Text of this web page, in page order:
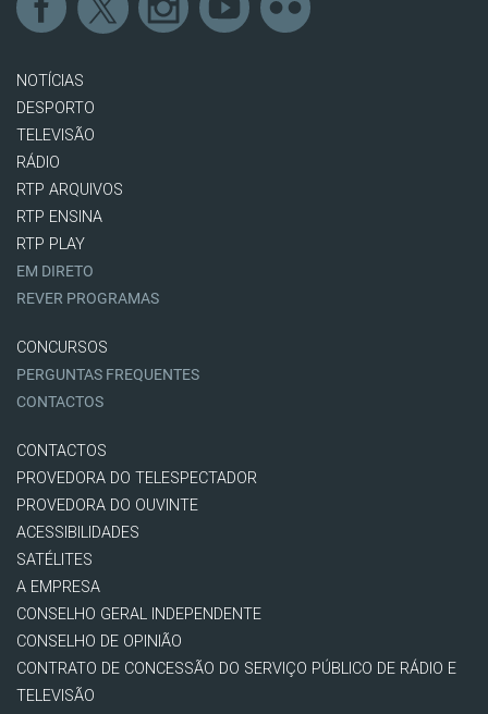
NOTÍCIAS
DESPORTO
TELEVISÃO
RÁDIO
RTP ARQUIVOS
RTP ENSINA
RTP PLAY
EM DIRETO
REVER PROGRAMAS
CONCURSOS
PERGUNTAS FREQUENTES
CONTACTOS
CONTACTOS
PROVEDORA DO TELESPECTADOR
PROVEDORA DO OUVINTE
ACESSIBILIDADES
SATÉLITES
A EMPRESA
CONSELHO GERAL INDEPENDENTE
CONSELHO DE OPINIÃO
CONTRATO DE CONCESSÃO DO SERVIÇO PÚBLICO DE RÁDIO E
TELEVISÃO